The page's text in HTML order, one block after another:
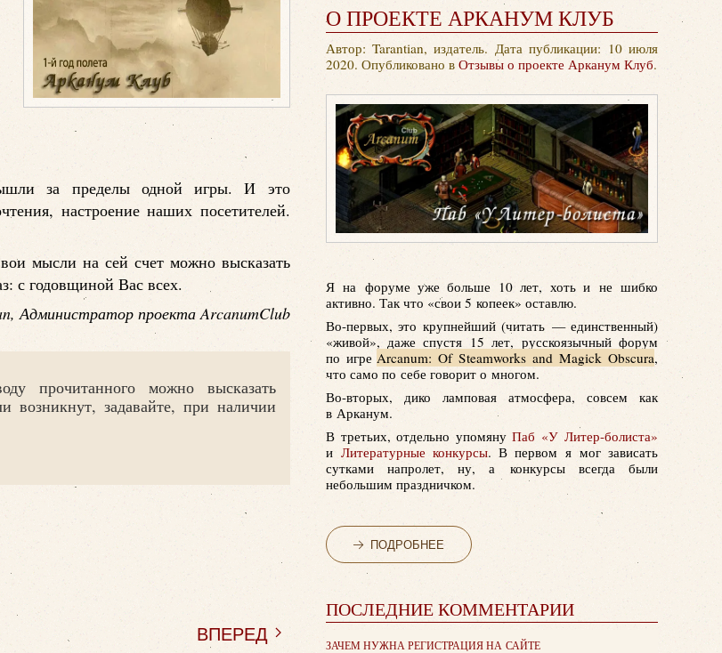
за пределы одной игры. И это
настроение наших посетителей.
мысли на сей счет можно высказать
с годовщиной Вас всех.
Администратор проекта ArcanumClub
прочитанного можно высказать
возникнут, задавайте, при наличии
ВПЕРЕД
О ПРОЕКТЕ АРКАНУМ КЛУБ
Автор: Tarantian, издатель. Дата публикации: 10 июля
2020. Опубликовано в Отзывы о проекте Арканум Клуб.
Я на форуме уже больше 10 лет, хоть и не шибко
активно. Так что «свои 5 копеек» оставлю.
Во-первых, это крупнейший (читать — единственный)
«живой», даже спустя 15 лет, русскоязычный форум
по игре Arcanum: Of Steamworks and Magick Obscura,
что само по себе говорит о многом.
Во-вторых, дико ламповая атмосфера, совсем как
в Арканум.
В третьих, отдельно упомянуПаб «У Литер-болиста»
и Литературные конкурсы. В первом я мог зависать
сутками напролет, ну, а конкурсы всегда были
небольшим праздничком.
ПОДРОБНЕЕ
ПОСЛЕДНИЕ КОММЕНТАРИИ
ЗАЧЕМ НУЖНА РЕГИСТРАЦИЯ НА САЙТЕ